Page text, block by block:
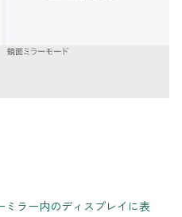
ラー内のディスプレイに表